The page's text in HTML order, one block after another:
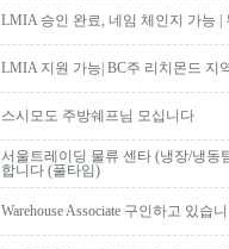
LMIA 승인 완료, 네임 체인지 가능 |
LMIA 지원 가능| BC주 리치몬드 지
스시모도 주방쉐프님 모십니다
서울트레이딩 물류 센타 (냉장/냉동
합니다 (풀타임)
Warehouse Associate 구인하고 있습